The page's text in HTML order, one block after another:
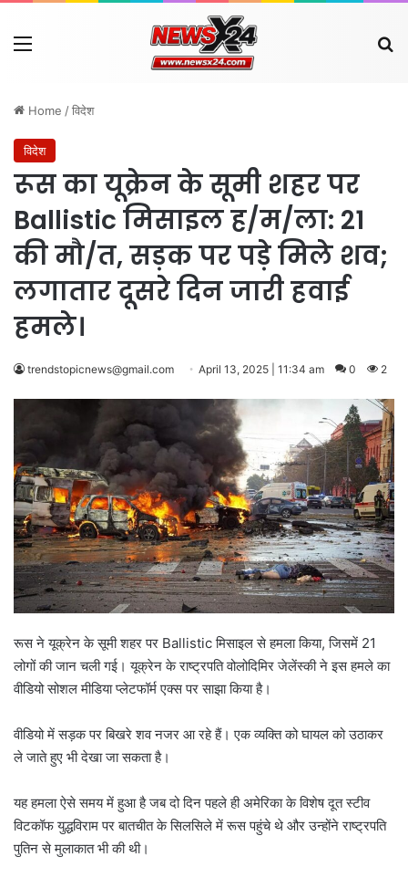
Menu
Home /विदेश
विदेश
रूस का यूक्रेन के सूमी शहर पर
Ballistic मिसाइल ह/म/ला: 21
की मौ/त, सड़क पर पड़े मिले शव;
लगातार दूसरे दिन जारी हवाई
हमले।
trendstopicnews@gmail.com April 13, 2025 | 11:34 am 0 2
रूस ने यूक्रेन के सूमी शहर पर Ballistic मिसाइल से हमला किया, जिसमें 21
लोगों की जान चली गई। यूक्रेन के राष्ट्रपति वोलोदिमिर जेलेंस्की ने इस हमले का
वीडियो सोशल मीडिया प्लेटफॉर्म एक्स पर साझा किया है।
वीडियो में सड़क पर बिखरे शव नजर आ रहे हैं। एक व्यक्ति को घायल को उठाकर
ले जाते हुए भी देखा जा सकता है।
यह हमला ऐसे समय में हुआ है जब दो दिन पहले ही अमेरिका के विशेष दूत स्टीव
विटकॉफ युद्धविराम पर बातचीत के सिलसिले में रूस पहुंचे थे और उन्होंने राष्ट्रपति
पुतिन से मुलाकात भी की थी।